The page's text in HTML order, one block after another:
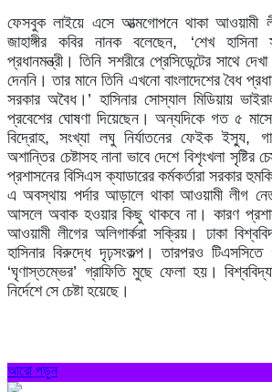
ফেসবুক লাইয়ে এসে আত্মগোপনে থাকা আওয়ামী
জাহাঙ্গীর
কবির নানক বলেছেন, ‘শেখ হাসিনা
প্রধানমন্ত্রী। তিনি সশরীরে প্রেসিডেন্টের সাথে দেখা
দেননি। তার মানে তিনি এখনো বাংলাদেশের বৈধ
সরকার অবৈধ। ’ হাসিনার সোস্যাল মিডিয়ায়
প্রবেশের ঘোষণা দিয়েছেন। অন্যদিকে গত ৫ মাসে
বিদ্রোহ,সংখ্যা লঘু নির্যাতনের ফেইক ইস্যু,
অশান্তির চেষ্টাসহ নানা ভাবে দেশে বিশৃংখলা সৃষ্টির
প্রশাসনের বিসিএস ক্যাডারের কর্মকর্তারা সরকার হুমকি
এ অবস্থায় পর্দার আড়ালে থাকা আওয়ামী লীগ
আসলে অবাক হওয়ার কিছু থাকবে না। কারণ
আওয়ামী লীগের অলিগার্করা সক্রিয়। ঢাকা
হাসিনার বিরুদ্ধে দৃঢ়সংকল্প। তারপরও টিএসসিতে
‘ঘৃণাস্তম্ভের’ গ্রাফিতি মুছে ফেলা হয়।
নির্দেশে সে চেষ্টা হয়েছে।
আরো পড়ুন